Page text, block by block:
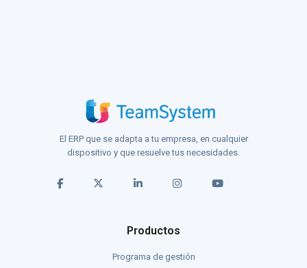
El ERP que se adapta a tu empresa, en cualquier
dispositivo y que resuelve tus necesidades.
Productos
Programa de gestión